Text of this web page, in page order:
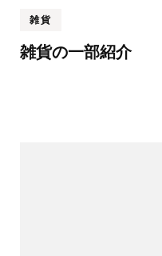
雑貨
雑貨の一部紹介